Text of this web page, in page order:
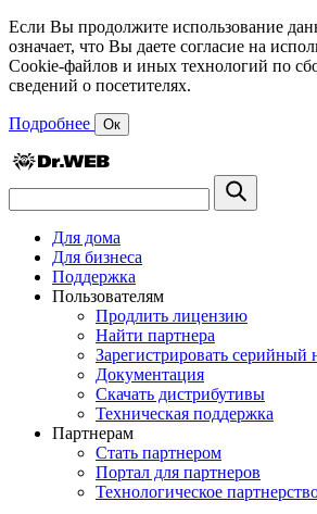
Если Вы продолжите использование
означает, что Вы даете согласие на
Cookie-файлов и иных технологий по
сведений о посетителях.
Подробнее Ок
Для дома
Для бизнеса
Поддержка
Пользователям
Продлить лицензию
Найти партнера
Зарегистрировать серийный
Документация
Скачать дистрибутивы
Техническая поддержка
Партнерам
Стать партнером
Портал для партнеров
Технологическое